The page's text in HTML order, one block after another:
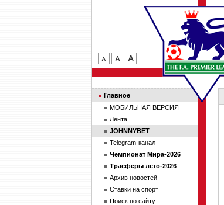
Главное
МОБИЛЬНАЯ ВЕРСИЯ
Лента
JOHNNYBET
Telegram-канал
Чемпионат Мира-2026
Трасферы лето-2026
Архив новостей
Ставки на спорт
Поиск по сайту